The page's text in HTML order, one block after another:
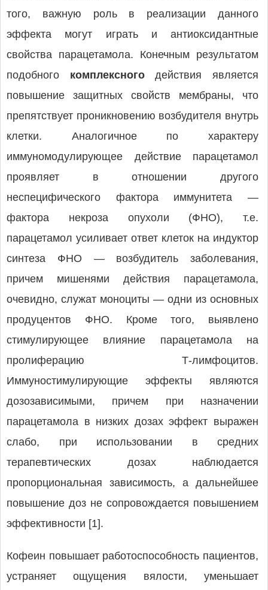
того, важную роль в реализации данного
эффекта могут играть и антиоксидантные
свойства парацетамола. Конечным результатом
подобного комплексногодействия является
повышение защитных свойств мембраны, что
препятствует проникновению возбудителя внутрь
клетки. Аналогичное по характеру
иммуномодулирующее действие парацетамол
проявляет в отношении другого
неспецифического фактора иммунитета —
фактора некроза опухоли (ФНО), т.е.
парацетамол усиливает ответ клеток на индуктор
синтеза ФНО — возбудитель заболевания,
причем мишенями действия парацетамола,
очевидно, служат моноциты — одни из основных
продуцентов ФНО. Кроме того, выявлено
стимулирующее влияние парацетамола на
пролиферацию Т-лимфоцитов.
Иммуностимулирующие эффекты являются
дозозависимыми, причем при назначении
парацетамола в низких дозах эффект выражен
слабо, при использовании в средних
терапевтических дозах наблюдается
пропорциональная зависимость, а дальнейшее
повышение доз не сопровождается повышением
эффективности [1].
Кофеин повышает работоспособность пациентов,
устраняет ощущения вялости, уменьшает